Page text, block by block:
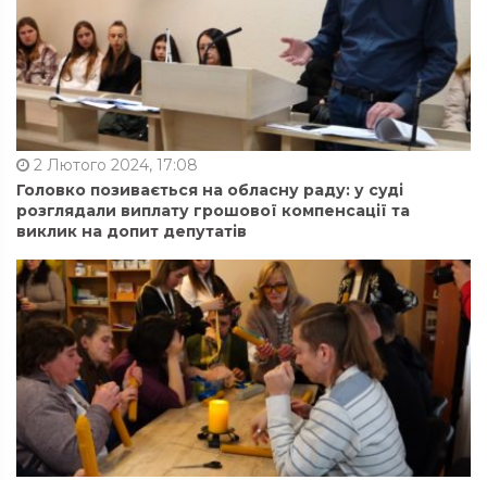
2 Лютого 2024, 17:08
Головко позивається на обласну раду: у суді
розглядали виплату грошової компенсації та
виклик на допит депутатів